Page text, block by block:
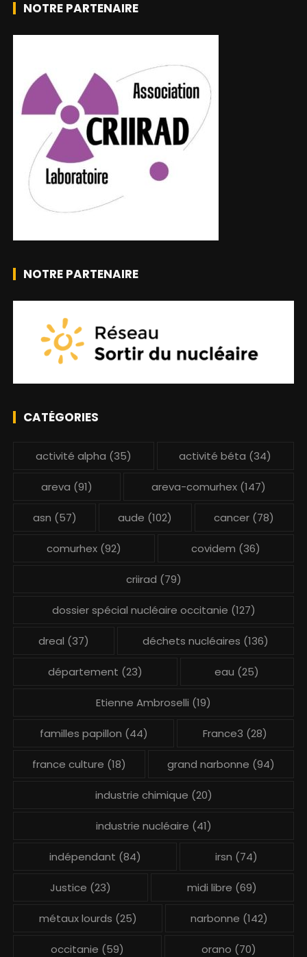
NOTRE PARTENAIRE
NOTRE PARTENAIRE
CATÉGORIES
activité alpha (35) activité béta (34)
areva (91) areva-comurhex(147)
asn (57) aude (102) cancer (78)
comurhex (92) covidem (36)
criirad (79)
dossier spécial nucléaire occitanie (127)
dreal (37) déchets nucléaires (136)
département (23) eau (25)
Etienne Ambroselli (19)
familles papillon (44) France3 (28)
france culture (18) grand narbonne (94)
industrie chimique (20)
industrie nucléaire (41)
indépendant (84) irsn (74)
Justice (23) midi libre (69)
métaux lourds (25) narbonne (142)
occitanie (59) orano (70)